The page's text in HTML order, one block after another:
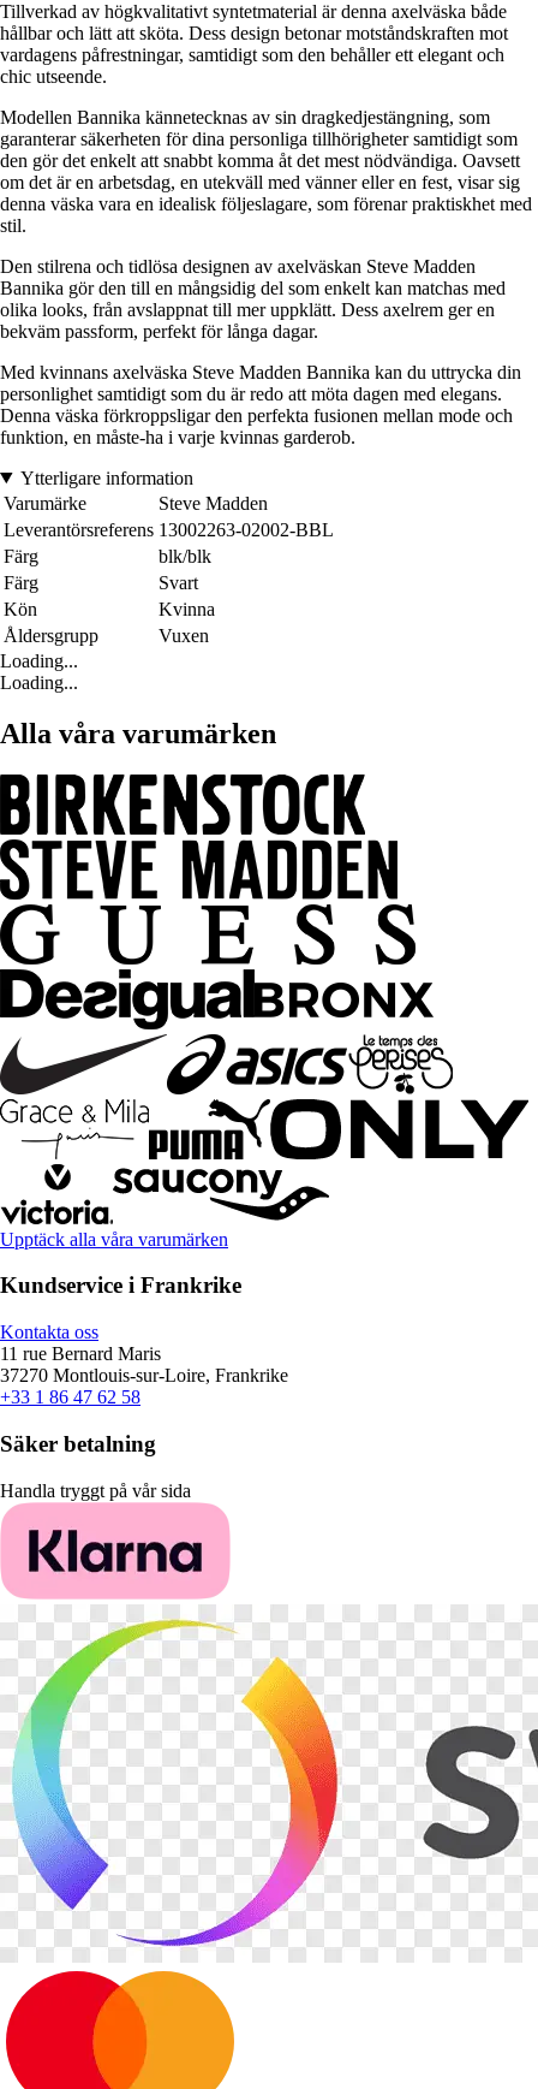
Tillverkad av högkvalitativt syntetmaterial är denna axelväska både
hållbar och lätt att sköta. Dess design betonar motståndskraften mot
vardagens påfrestningar, samtidigt som den behåller ett elegant och
chic utseende.
Modellen Bannika kännetecknas av sin dragkedjestängning, som
garanterar säkerheten för dina personliga tillhörigheter samtidigt som
den gör det enkelt att snabbt komma åt det mest nödvändiga. Oavsett
om det är en arbetsdag, en utekväll med vänner eller en fest, visar sig
denna väska vara en idealisk följeslagare, som förenar praktiskhet med
stil.
Den stilrena och tidlösa designen av axelväskan Steve Madden
Bannika gör den till en mångsidig del som enkelt kan matchas med
olika looks, från avslappnat till mer uppklätt. Dess axelrem ger en
bekväm passform, perfekt för långa dagar.
Med kvinnans axelväska Steve Madden Bannika kan du uttrycka din
personlighet samtidigt som du är redo att möta dagen med elegans.
Denna väska förkroppsligar den perfekta fusionen mellan mode och
funktion, en måste-ha i varje kvinnas garderob.
Ytterligare information
Varumärke
Steve Madden
Leverantörsreferens 13002263-02002-BBL
Färg
blk/blk
Färg
Svart
Kön
Kvinna
Åldersgrupp
Vuxen
Loading...
Loading...
Alla våra varumärken
Upptäck alla våra varumärken
Kundservice i Frankrike
Kontakta oss
11 rue Bernard Maris
37270 Montlouis-sur-Loire, Frankrike
+33 1 86 47 62 58
Säker betalning
Handla tryggt på vår sida